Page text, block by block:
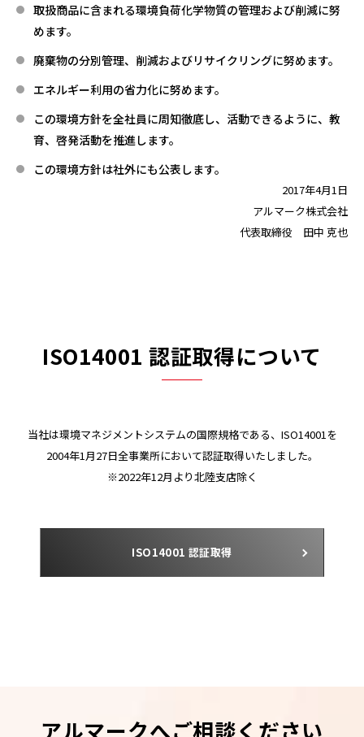
取扱商品に含まれる環境負荷化学物質の管理および削減に努
めます。
廃棄物の分別管理、削減およびリサイクリングに努めます。
エネルギー利用の省力化に努めます。
この環境方針を全社員に周知徹底し、活動できるように、教
育、啓発活動を推進します。
この環境方針は社外にも公表します。
2017年4月1日
アルマーク株式会社
代表取締役 田中 克也
ISO14001 認証取得について
当社は環境マネジメントシステムの国際規格である、ISO14001を
2004年1月27日全事業所において認証取得いたしました。
※2022年12月より北陸支店除く
ISO14001 認証取得
アルマークへご相談ください